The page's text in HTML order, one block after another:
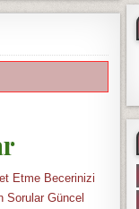
Etme Becerinizi
Sorular Güncel